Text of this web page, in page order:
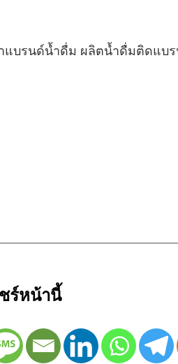
แบรนด์น้ำดื่ม ผลิตน้ำดื่มติดแบ
ร์หน้านี้